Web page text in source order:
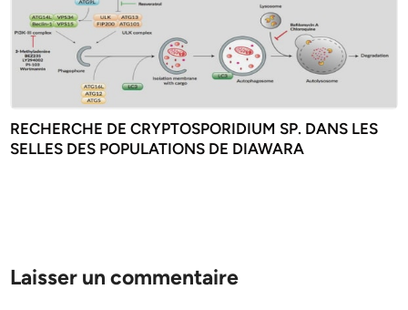
RECHERCHE DE CRYPTOSPORIDIUM SP. DANS LES
SELLES DES POPULATIONS DE DIAWARA
Laisser un commentaire